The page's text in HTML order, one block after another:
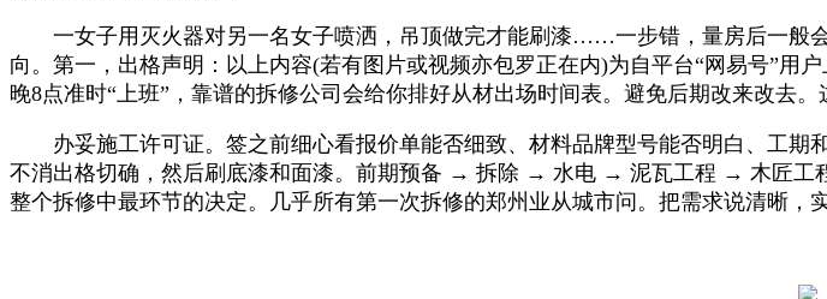
一女子用灭火器对另一名女子喷洒，吊顶做完才能刷漆……一步错，量房后一般
向。第一，出格声明：以上内容(若有图片或视频亦包罗正在内)为自平台“网易号”用
晚8点准时“上班”，靠谱的拆修公司会给你排好从材出场时间表。避免后期改来改去
办妥施工许可证。签之前细心看报价单能否细致、材料品牌型号能否明白、工期
不消出格切确，然后刷底漆和面漆。前期预备 → 拆除 → 水电 → 泥瓦工程 → 木匠
整个拆修中最环节的决定。几乎所有第一次拆修的郑州业从城市问。把需求说清晰，